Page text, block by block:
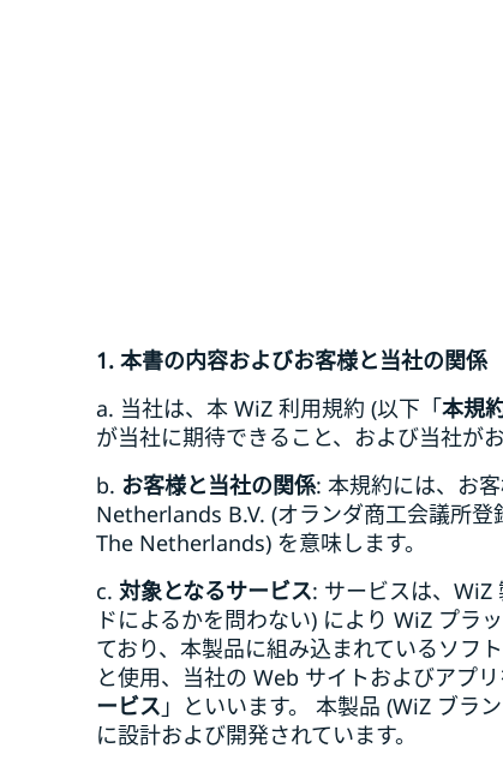
1. 本書の内容およびお客様と当社の関係
a. 当社は、本 WiZ 利用規約 (以下「本規
が当社に期待できること、および当社が
b. お客様と当社の関係: 本規約には、お
Netherlands B.V. (オランダ商工会議所
The Netherlands) を意味します。
c. 対象となるサービス: サービスは、WiZ
ドによるかを問わない) により WiZ プラ
ており、本製品に組み込まれているソフ
と使用、当社の Web サイトおよびアプ
ービス 」といいます。 本製品 (WiZ ブラ
に設計および開発されています。